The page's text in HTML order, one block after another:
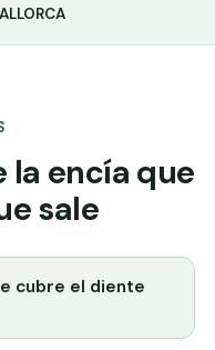
la encía que
sale
cubre el diente